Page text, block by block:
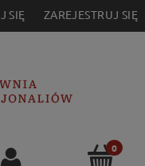
SIĘ ZAREJESTRUJ SIĘ